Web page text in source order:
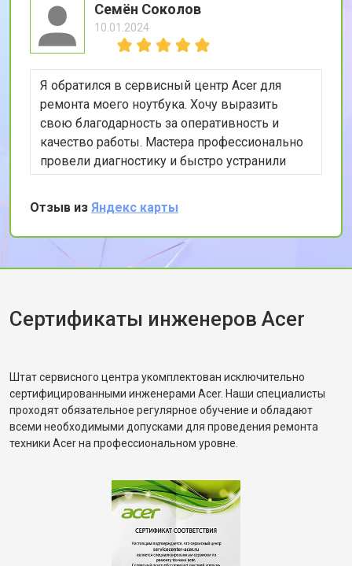
Семён Соколов
10.01.2024
Я обратился в сервисный центр Acer для
ремонта моего ноутбука. Хочу выразить
свою благодарность за оперативность и
качество работы. Мастера профессионально
провели диагностику и быстро устранили
проблему. Особенно порадовала гарантия на
ремонтные работы. Рекомендую этот сервис
всем, кто ценит качество и скорость
обслуживания.
Отзыв из Яндекс карты
Сертификаты инженеров Acer
Штат сервисного центра укомплектован исключительно
сертифицированными инженерами Acer. Наши специалисты
проходят обязательное регулярное обучение и обладают
всеми необходимыми допусками для проведения ремонта
техники Acer на профессиональном уровне.